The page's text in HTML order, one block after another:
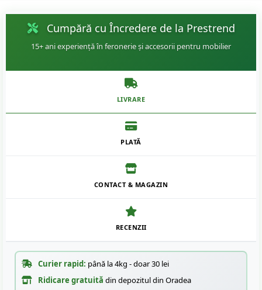
Cumpără cu Încredere de la Prestrend
15+ ani experiență în feronerie și accesorii pentru mobilier
LIVRARE
PLATĂ
CONTACT & MAGAZIN
RECENZII
Curier rapid: până la 4kg - doar 30 lei
Ridicare gratuită din depozitul din Oradea